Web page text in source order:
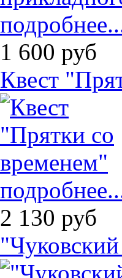
1 600 руб
Квест
2 130 руб